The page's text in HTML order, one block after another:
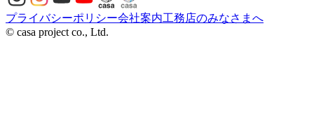
プライバシーポリシー会社案内工務店のみなさまへ
© casa project co., Ltd.